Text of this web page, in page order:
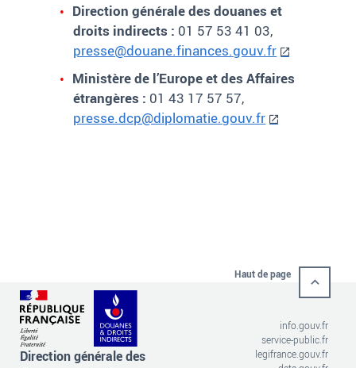
Direction générale des douanes et
droits indirects : 01 57 53 41 03,
presse@douane.finances.gouv.fr
Ministère de l’Europe et des Affaires
étrangères : 01 43 17 57 57,
presse.dcp@diplomatie.gouv.fr
Haut de page
Direction générale des
info.gouv.fr
service-public.fr
legifrance.gouv.fr